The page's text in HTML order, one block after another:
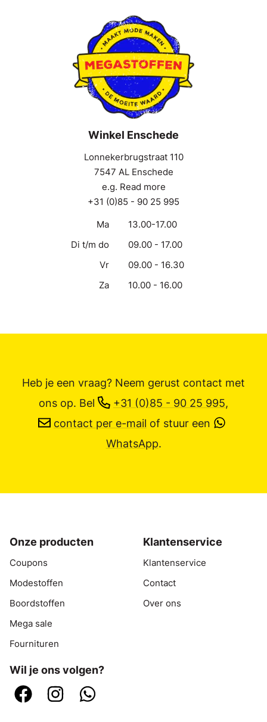
Winkel Enschede
Lonnekerbrugstraat 110
7547 AL Enschede
e.g. Read more
+31 (0)85 - 90 25 995
Ma
13.00-17.00
Di t/m do
09.00 - 17.00
Vr
09.00 - 16.30
Za
10.00 - 16.00
Heb je een vraag? Neem gerust contact met
ons op. Bel +31 (0)85 - 90 25 995,
contact per e-mail of stuur een
WhatsApp.
Onze producten
Coupons
Modestoffen
Boordstoffen
Mega sale
Fournituren
Klantenservice
Klantenservice
Contact
Over ons
Wil je ons volgen?